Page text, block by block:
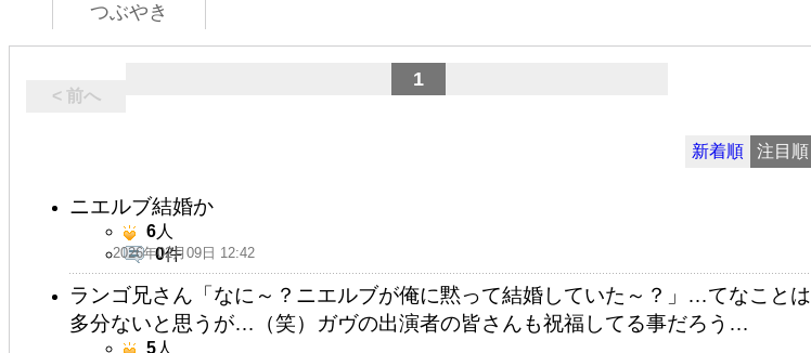
つぶやき
< 前へ
1
新着順 注目順
ニエルブ結婚か
2026年02月09日 12:42
6人
0件
ランゴ兄さん「なに～？ニエルブが俺に黙って結婚していた～？」…てなことは
多分ないと思うが…（笑）ガヴの出演者の皆さんも祝福してる事だろう…
5人